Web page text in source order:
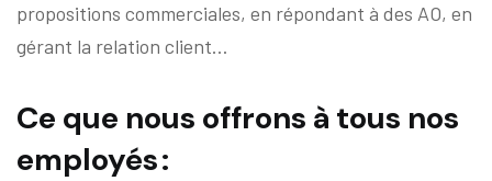
propositions commerciales, en répondant à des AO, en
gérant la relation client…
Ce que nous offrons à tous nos
employés :